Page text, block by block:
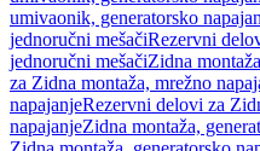
umivaonik, generatorsko
jednoručni mešačiRezervni
jednoručni mešačiZidna
za Zidna montaža, mrežno
napajanjeRezervni delovi za
napajanjeZidna montaža,